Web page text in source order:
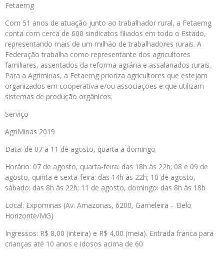
Fetaemg
Com 51 anos de atuação junto ao trabalhador rural, a Fetaemg
conta com cerca de 600 sindicatos filiados em todo o Estado,
representando mais de um milhão de trabalhadores rurais. A
Federação trabalha como representante dos agricultores
familiares, assentados da reforma agrária e assalariados rurais.
Para a Agriminas, a Fetaemg prioriza agricultores que estejam
organizados em cooperativa e/ou associações e que utilizam
sistemas de produção orgânicos.
Serviço
AgriMinas 2019
Data: de 07 a 11 de agosto, quarta a domingo
Horário: 07 de agosto, quarta-feira: das 18h às 22h; 08 e 09 de
agosto, quinta e sexta-feira: das 14h às 22h; 10 de agosto,
sábado: das 8h às 22h; 11 de agosto, domingo: das 8h às 18h
Local: Expominas (Av. Amazonas, 6200, Gameleira – Belo
Horizonte/MG)
Ingressos: R$ 8,00 (inteira) e R$ 4,00 (meia). Entrada franca para
crianças até 10 anos e idosos acima de 60